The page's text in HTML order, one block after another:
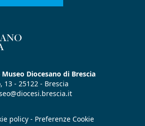
Diocesano di Brescia
13 - 25122 - Brescia
policy - Preferenze Cookie